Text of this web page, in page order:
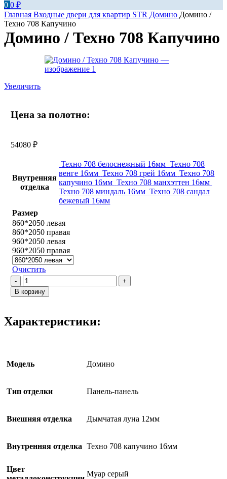
0 0 ₽
Главная Входные двери для квартир STR Домино Домино /
Техно 708 Капучино
Домино / Техно 708 Капучино
Увеличить
Цена за полотно:
54080₽
Внутренняя
отделка
Техно 708 белоснежный 16мм Техно 708
венге 16мм Техно 708 грей 16мм Техно 708
капучино 16мм Техно 708 манхэттен 16мм
Техно 708 миндаль 16мм Техно 708 сандал
бежевый 16мм
Размер
860*2050 левая
860*2050 правая
960*2050 левая
960*2050 правая
Очистить
Количество
товара
Домино
708
В корзину
Характеристики:
Модель Домино
Тип отделки Панель-панель
Внешняя отделка Дымчатая луна 12мм
Внутренняя отделка Техно 708 капучино 16мм
Цвет
Муар серый